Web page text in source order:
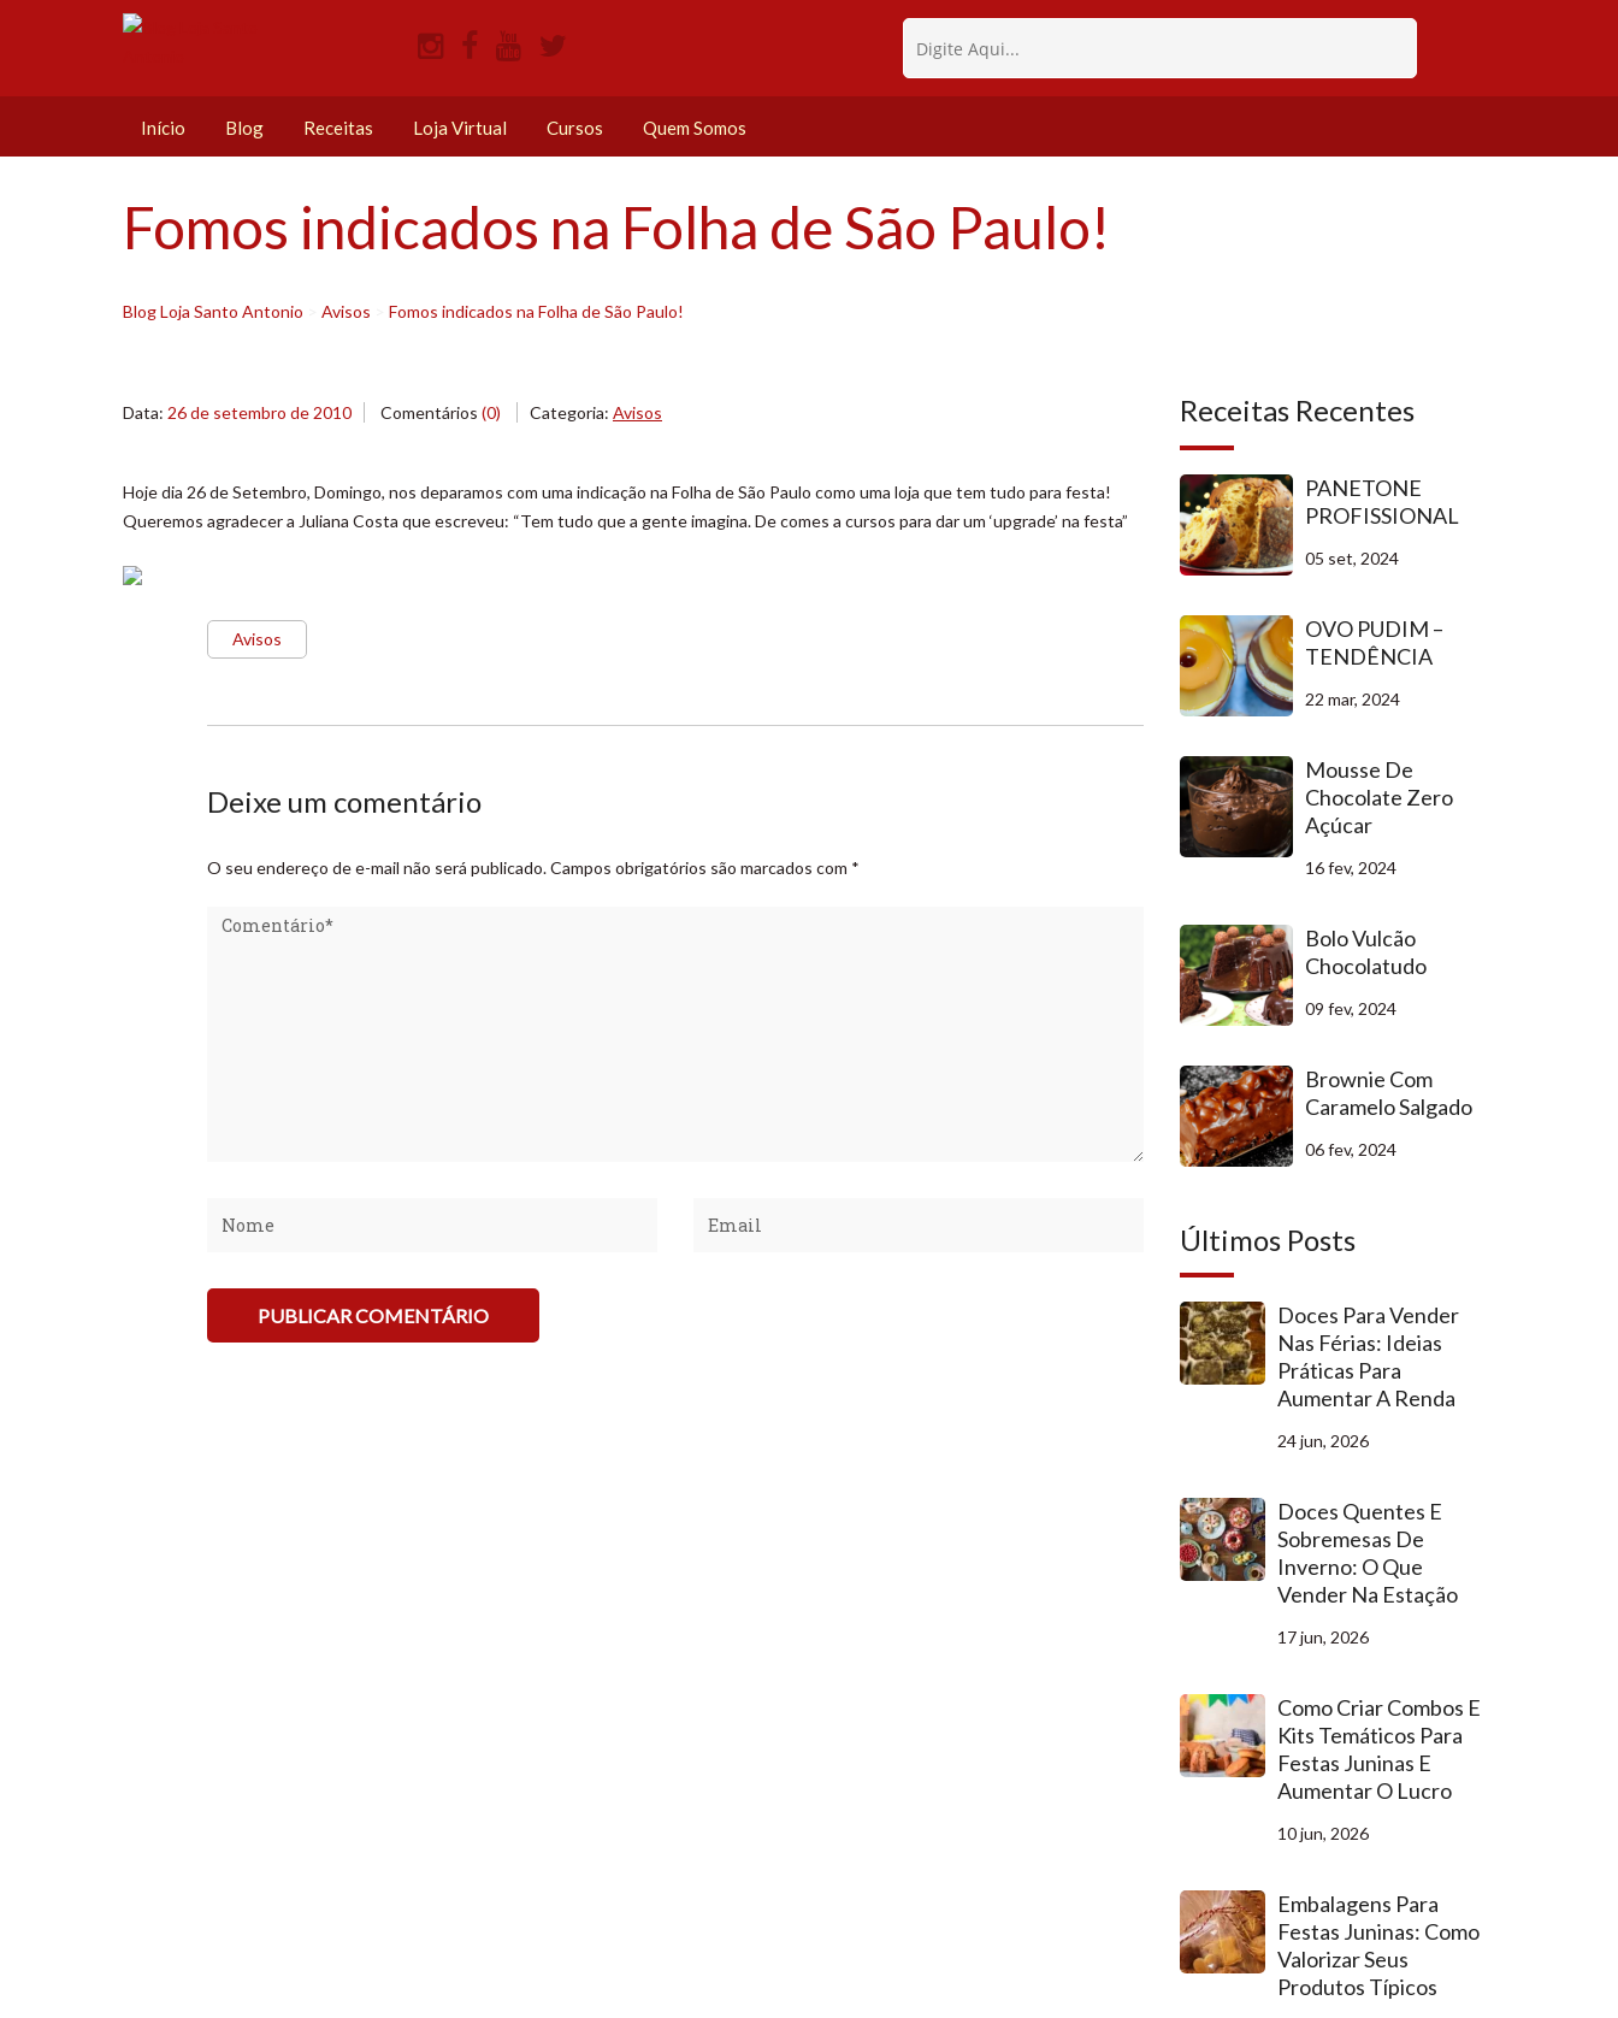
Início Blog Receitas Loja Virtual Cursos Quem Somos
Fomos indicados na Folha de São Paulo!
Blog Loja Santo Antonio Avisos Fomos indicados na Folha de São Paulo!
Data: 26 de setembro de 2010 Comentários (0) Categoria: Avisos
Hoje dia 26 de Setembro, Domingo, nos deparamos com uma indicação na Folha de São Paulo como uma loja que tem tudo para festa!
Queremos agradecer a Juliana Costa que escreveu: “Tem tudo que a gente imagina. De comes a cursos para dar um ‘upgrade’ na festa”
Avisos
Deixe um comentário
O seu endereço de e-mail não será publicado.Campos obrigatórios são marcados com *
Receitas Recentes
PANETONE
PROFISSIONAL
05 set, 2024
OVO PUDIM –
TENDÊNCIA
22 mar, 2024
Mousse De
Chocolate Zero
Açúcar
16 fev, 2024
Bolo Vulcão
Chocolatudo
09 fev, 2024
Brownie Com
Caramelo Salgado
06 fev, 2024
Últimos Posts
Doces Para Vender
Nas Férias: Ideias
Práticas Para
Aumentar A Renda
24 jun, 2026
Doces Quentes E
Sobremesas De
Inverno: O Que
Vender Na Estação
17 jun, 2026
Como Criar Combos E
Kits Temáticos Para
Festas Juninas E
Aumentar O Lucro
10 jun, 2026
Embalagens Para
Festas Juninas: Como
Valorizar Seus
Produtos Típicos